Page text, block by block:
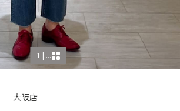
1 | ...
大阪店